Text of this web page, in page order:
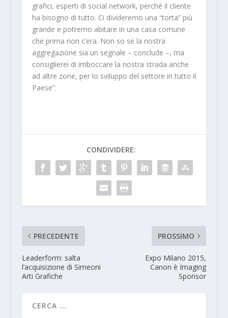
grafici, esperti di social network, perché il cliente
ha bisogno di tutto. Ci divideremo una “torta” più
grande e potremo abitare in una casa comune
che prima non c’era. Non so se la nostra
aggregazione sia un segnale – conclude –, ma
consiglierei di imboccare la nostra strada anche
ad altre zone, per lo sviluppo del settore in tutto il
Paese”.
CONDIVIDERE:
PRECEDENTE
Leaderform: salta
l’acquisizione di Simeoni
Arti Grafiche
PROSSIMO
Expo Milano 2015,
Canon è Imaging
Sponsor